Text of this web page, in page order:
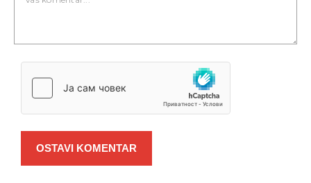
OSTAVI KOMENTAR